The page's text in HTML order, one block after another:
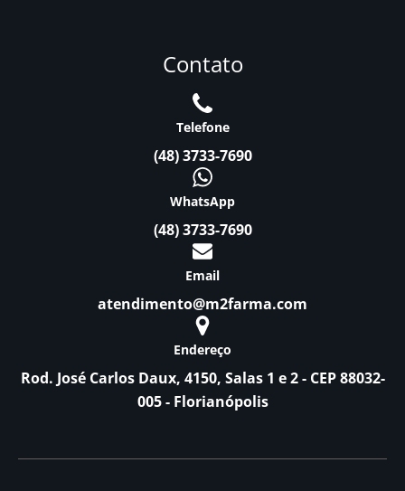
Contato
Telefone
(48) 3733-7690
WhatsApp
(48) 3733-7690
Email
atendimento@m2farma.com
Endereço
Rod. José Carlos Daux, 4150, Salas 1 e 2 - CEP 88032-
005 - Florianópolis